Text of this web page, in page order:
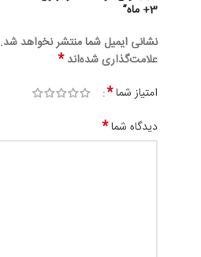
3+ ماه”
نشانی ایمیل شما منتشر نخواهد شد.
علامت‌گذاری شده‌اند*
امتیاز شما*
دیدگاه شما*